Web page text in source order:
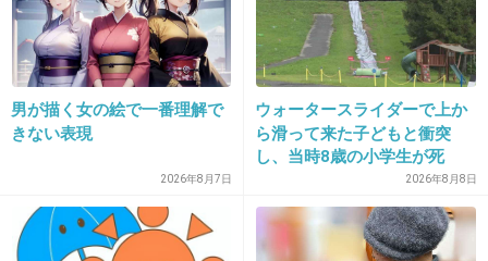
15. 匿名2013/03/26(火) 12:16:47
クッキー好きには堪らない話。
+28 -3
男が描く女の絵で一番理解で
きない表現
2026年8月7日
ウォータースライダーで上か
ら滑って来た子どもと衝突
し、当時8歳の小学生が死
亡 イベントの引率責任者の
町職員を「減給」の懲戒処
分 児童の両親は「軽過ぎ
る」「全く納得できない」
2026年8月8日